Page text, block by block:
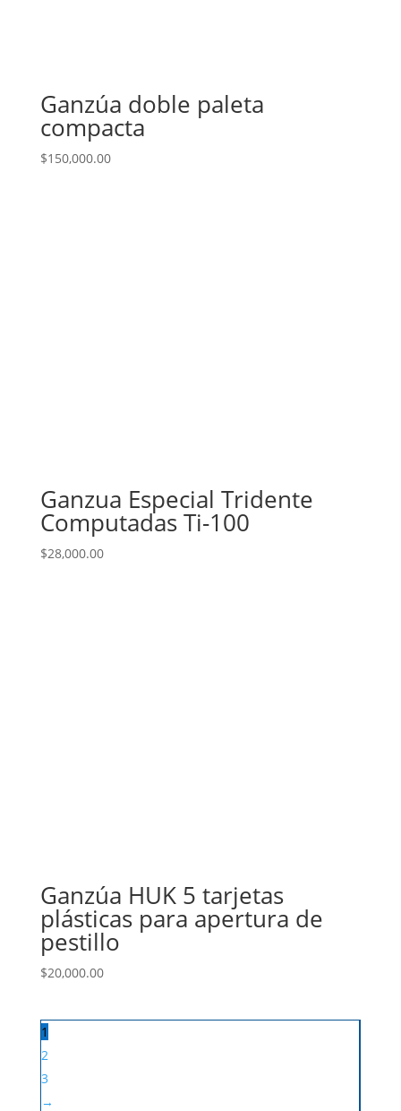
Ganzúa doble paleta
compacta
$150,000.00
Ganzua Especial Tridente
Computadas Ti-100
$28,000.00
Ganzúa HUK 5 tarjetas
plásticas para apertura de
pestillo
$20,000.00
1
2
3
→